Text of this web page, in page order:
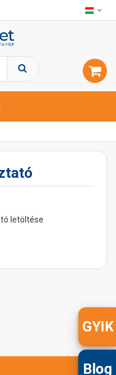
GYIK
Blog
letöltése